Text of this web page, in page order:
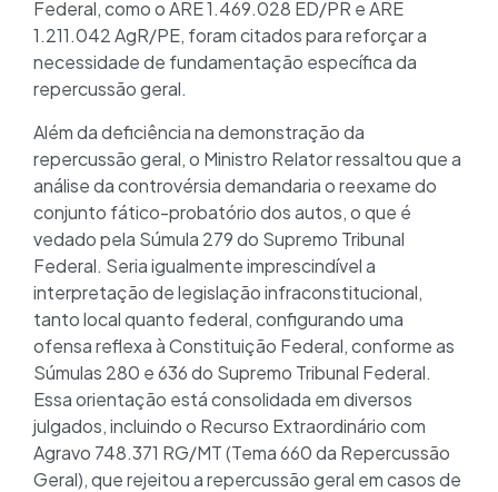
Federal, como o ARE 1.469.028 ED/PR e ARE
1.211.042 AgR/PE, foram citados para reforçar a
necessidade de fundamentação específica da
repercussão geral.
Além da deficiência na demonstração da
repercussão geral, o Ministro Relator ressaltou que a
análise da controvérsia demandaria o reexame do
conjunto fático-probatório dos autos, o que é
vedado pela Súmula 279 do Supremo Tribunal
Federal. Seria igualmente imprescindível a
interpretação de legislação infraconstitucional,
tanto local quanto federal, configurando uma
ofensa reflexa à Constituição Federal, conforme as
Súmulas 280 e 636 do Supremo Tribunal Federal.
Essa orientação está consolidada em diversos
julgados, incluindo o Recurso Extraordinário com
Agravo 748.371 RG/MT (Tema 660 da Repercussão
Geral), que rejeitou a repercussão geral em casos de